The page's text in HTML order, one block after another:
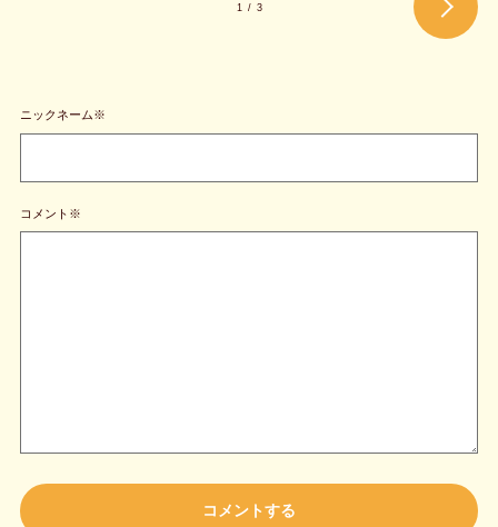
1 / 3
ニックネーム※
コメント※